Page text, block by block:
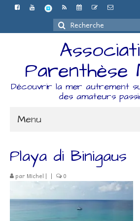
Rechercher
:
Parenthèse
Découvrir la mer autrement
des amateurs
Menu
L’association
Espace Adhérents
Organisation
Playa di Binigaus
par Michel | | 0